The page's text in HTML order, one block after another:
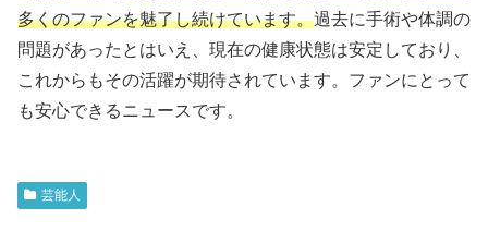
多くのファンを魅了し続けています。過去に手術や体調の
問題があったとはいえ、現在の健康状態は安定しており、
これからもその活躍が期待されています。ファンにとって
も安心できるニュースです。
芸能人